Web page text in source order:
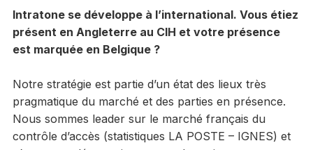
Intratone se développe à l’international. Vous étiez
présent en Angleterre au CIH et votre présence
est marquée en Belgique ?
Notre stratégie est partie d’un état des lieux très
pragmatique du marché et des parties en présence.
Nous sommes leader sur le marché français du
contrôle d’accès (statistiques LA POSTE – IGNES) et